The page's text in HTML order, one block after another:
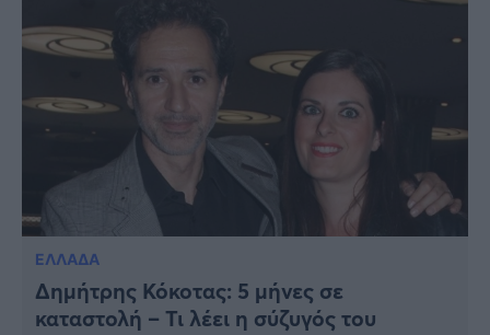
ΕΛΛΑΔΑ
Δημήτρης Κόκοτας: 5 μήνες σε
καταστολή – Τι λέει η σύζυγός του